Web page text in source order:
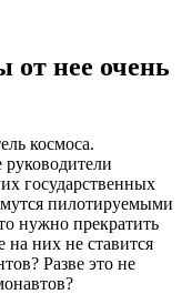
от нее очень
космоса.
государственных
пилотируемыми
нужно прекратить
на них не ставится
Разве это не